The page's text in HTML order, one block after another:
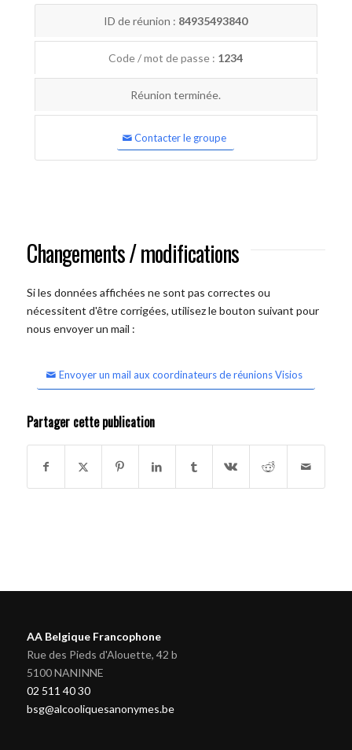
ID de réunion : 84935493840
Code / mot de passe : 1234
Réunion terminée.
Contacter le groupe
Changements / modifications
Si les données affichées ne sont pas correctes ou
nécessitent d'être corrigées, utilisez le bouton suivant pour
nous envoyer un mail :
Envoyer un mail aux coordinateurs de réunions Visios
Partager cette publication
AA Belgique Francophone
Rue des Pieds d'Alouette, 42 b
5100 NANINNE
02 511 40 30
bsg@alcooliquesanonymes.be